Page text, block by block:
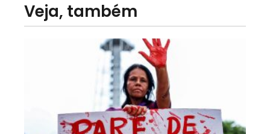
Veja, também